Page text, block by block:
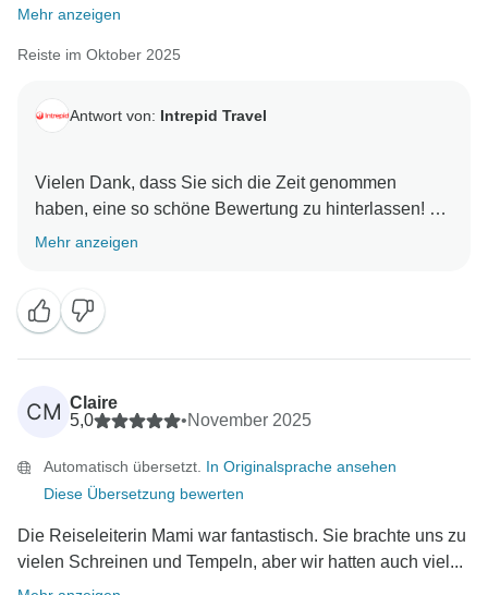
Mehr anzeigen
Reiste im Oktober 2025
Antwort von: Intrepid Travel
Vielen Dank, dass Sie sich die Zeit genommen
haben, eine so schöne Bewertung zu hinterlassen! Es
ist herzerwärmend zu hören, wie sehr Sie Ihre Japan
schön zu wissen, dass ihr Wissen, ihre Geduld und
ihre Liebe zum Detail dazu beigetragen haben, die
Reise für Sie und Ihre Gruppe so unvergesslich zu
machen. Nochmals vielen Dank, dass Sie sich für
Intrepid entschieden haben. Wir hoffen, Sie bald auf
Mehr anzeigen
CM Claire
5,0
•November 2025
Automatisch übersetzt. In Originalsprache ansehen
Diese Übersetzung bewerten
Die Reiseleiterin Mami war fantastisch. Sie brachte uns zu
vielen Schreinen und Tempeln, aber wir hatten auch viel...